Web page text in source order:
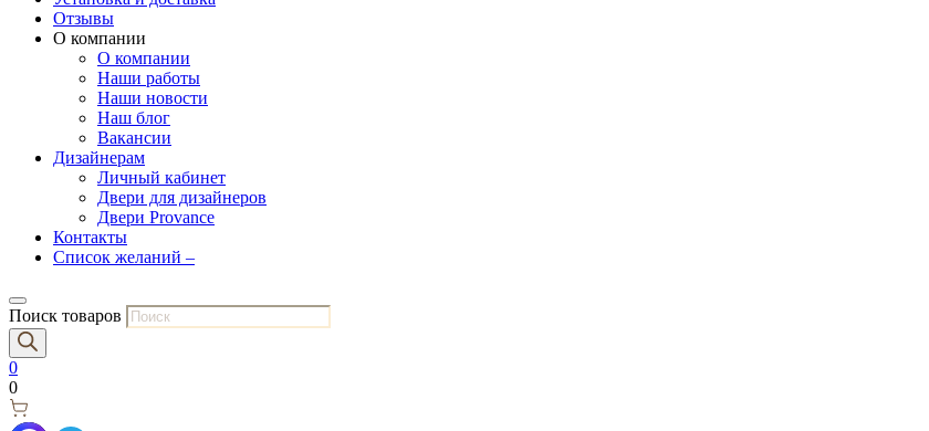
Отзывы
О компании
О компании
Наши работы
Наши новости
Наш блог
Вакансии
Дизайнерам
Личный кабинет
Двери для дизайнеров
Двери Provance
Контакты
Список желаний –
Поиск товаров
0
0